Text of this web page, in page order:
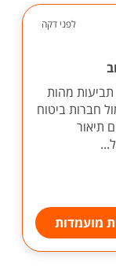
לפני דקה
מהות
חברות ביטוח
תיאור
מועמדות